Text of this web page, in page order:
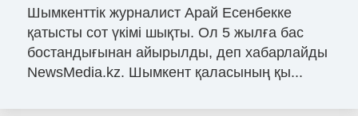
Шымкенттік журналист Арай Есенбекке
қатысты сот үкімі шықты. Ол 5 жылға бас
бостандығынан айырылды, деп хабарлайды
NewsMedia.kz. Шымкент қаласының қы...